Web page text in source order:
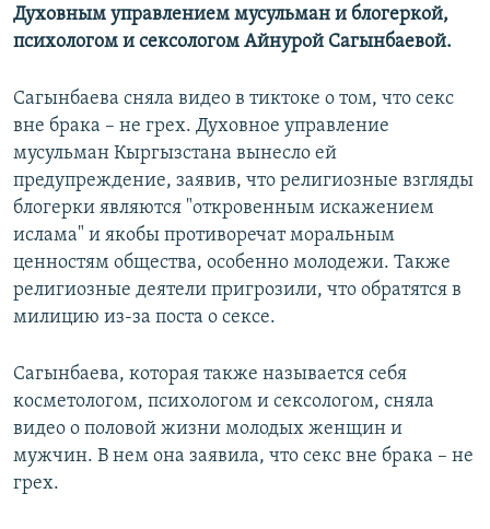
Auto 240p 360p 480p
480p
1080p
Духовным управлением мусульман и блогеркой,
психологом и сексологом Айнурой Сагынбаевой.
Сагынбаева сняла видео в тиктоке о том, что секс
вне брака – не грех. Духовное управление
мусульман Кыргызстана вынесло ей
предупреждение, заявив, что религиозные взгляды
блогерки являются "откровенным искажением
ислама" и якобы противоречат моральным
ценностям общества, особенно молодежи. Также
религиозные деятели пригрозили, что обратятся в
милицию из-за поста о сексе.
Сагынбаева, которая также называется себя
косметологом, психологом и сексологом, сняла
видео о половой жизни молодых женщин и
мужчин. В нем она заявила, что секс вне брака – не
грех.